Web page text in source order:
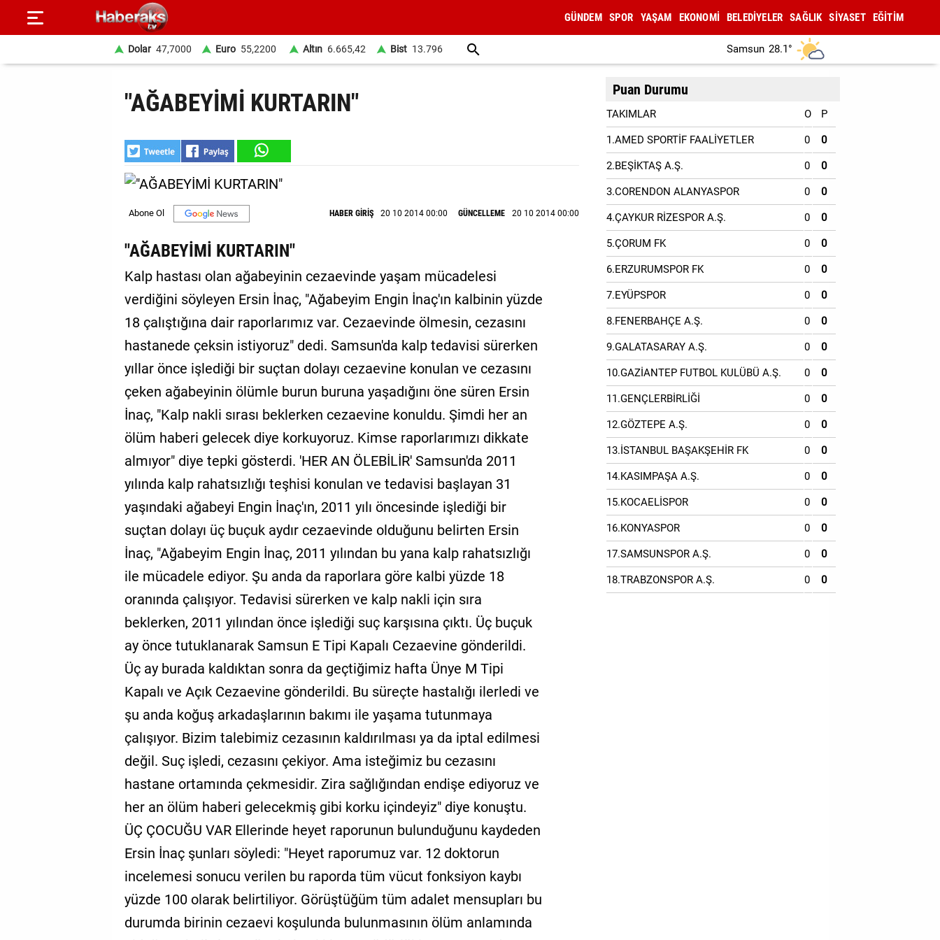
GÜNDEM SPOR YAŞAM EKONOMİ BELEDİYELER SAĞLIK SİYASET EĞİTİM
Dolar 47,7000 Euro 55,2200 Altın 6.665,42 Bist 13.796 Samsun 28.1°
"AĞABEYİMİ KURTARIN"
HABER GİRİŞ 20 10 2014 00:00 GÜNCELLEME 20 10 2014 00:00
"AĞABEYİMİ KURTARIN"
Kalp hastası olan ağabeyinin cezaevinde yaşam mücadelesi
verdiğini söyleyen Ersin İnaç, "Ağabeyim Engin İnaç'ın kalbinin yüzde
18 çalıştığına dair raporlarımız var. Cezaevinde ölmesin, cezasını
hastanede çeksin istiyoruz" dedi. Samsun'da kalp tedavisi sürerken
yıllar önce işlediği bir suçtan dolayı cezaevine konulan ve cezasını
çeken ağabeyinin ölümle burun buruna yaşadığını öne süren Ersin
İnaç, "Kalp nakli sırası beklerken cezaevine konuldu. Şimdi her an
ölüm haberi gelecek diye korkuyoruz. Kimse raporlarımızı dikkate
almıyor" diye tepki gösterdi. 'HER AN ÖLEBİLİR' Samsun'da 2011
yılında kalp rahatsızlığı teşhisi konulan ve tedavisi başlayan 31
yaşındaki ağabeyi Engin İnaç'ın, 2011 yılı öncesinde işlediği bir
suçtan dolayı üç buçuk aydır cezaevinde olduğunu belirten Ersin
İnaç, "Ağabeyim Engin İnaç, 2011 yılından bu yana kalp rahatsızlığı
ile mücadele ediyor. Şu anda da raporlara göre kalbi yüzde 18
oranında çalışıyor. Tedavisi sürerken ve kalp nakli için sıra
beklerken, 2011 yılından önce işlediği suç karşısına çıktı. Üç buçuk
ay önce tutuklanarak Samsun E Tipi Kapalı Cezaevine gönderildi.
Üç ay burada kaldıktan sonra da geçtiğimiz hafta Ünye M Tipi
Kapalı ve Açık Cezaevine gönderildi. Bu süreçte hastalığı ilerledi ve
şu anda koğuş arkadaşlarının bakımı ile yaşama tutunmaya
çalışıyor. Bizim talebimiz cezasının kaldırılması ya da iptal edilmesi
değil. Suç işledi, cezasını çekiyor. Ama isteğimiz bu cezasını
hastane ortamında çekmesidir. Zira sağlığından endişe ediyoruz ve
her an ölüm haberi gelecekmiş gibi korku içindeyiz" diye konuştu.
ÜÇ ÇOCUĞU VAR Ellerinde heyet raporunun bulunduğunu kaydeden
Ersin İnaç şunları söyledi: "Heyet raporumuz var. 12 doktorun
incelemesi sonucu verilen bu raporda tüm vücut fonksiyon kaybı
yüzde 100 olarak belirtiliyor. Görüştüğüm tüm adalet mensupları bu
durumda birinin cezaevi koşulunda bulunmasının ölüm anlamında
Puan Durumu
TAKIMLAR O P
1.AMED SPORTİF FAALİYETLER 0 0
2.BEŞİKTAŞ A.Ş. 0 0
3.CORENDON ALANYASPOR 0 0
4.ÇAYKUR RİZESPOR A.Ş. 0 0
5.ÇORUM FK 0 0
6.ERZURUMSPOR FK 0 0
7.EYÜPSPOR 0 0
8.FENERBAHÇE A.Ş. 0 0
9.GALATASARAY A.Ş. 0 0
10.GAZİANTEP FUTBOL KULÜBÜ A.Ş. 0 0
11.GENÇLERBİRLİĞİ 0 0
12.GÖZTEPE A.Ş. 0 0
13.İSTANBUL BAŞAKŞEHİR FK 0 0
14.KASIMPAŞA A.Ş. 0 0
15.KOCAELİSPOR 0 0
16.KONYASPOR 0 0
17.SAMSUNSPOR A.Ş. 0 0
18.TRABZONSPOR A.Ş. 0 0